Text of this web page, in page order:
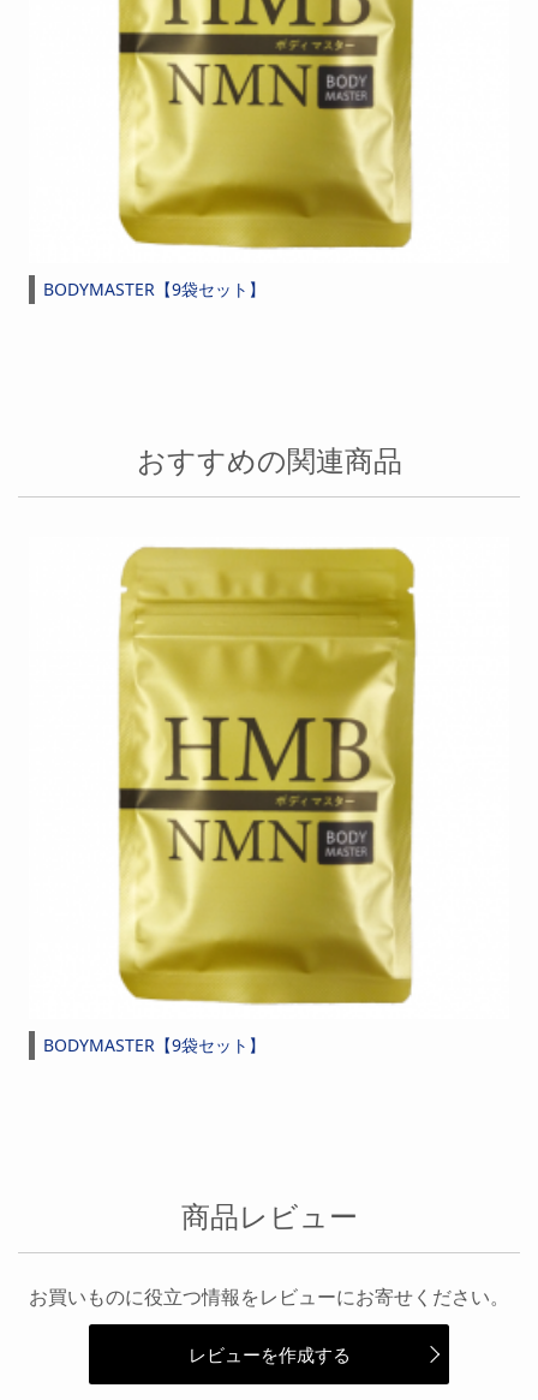
BODYMASTER【9袋セット】
おすすめの関連商品
BODYMASTER【9袋セット】
商品レビュー
お買いものに役立つ情報をレビューにお寄せください。
レビューを作成する